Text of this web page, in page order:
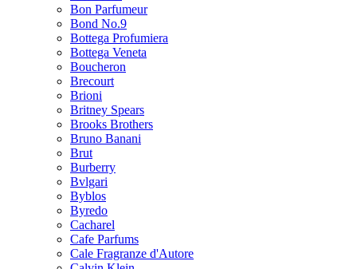
Bon Parfumeur
Bond No.9
Bottega Profumiera
Bottega Veneta
Boucheron
Brecourt
Brioni
Britney Spears
Brooks Brothers
Bruno Banani
Brut
Burberry
Bvlgari
Byblos
Byredo
Cacharel
Cafe Parfums
Cale Fragranze d'Autore